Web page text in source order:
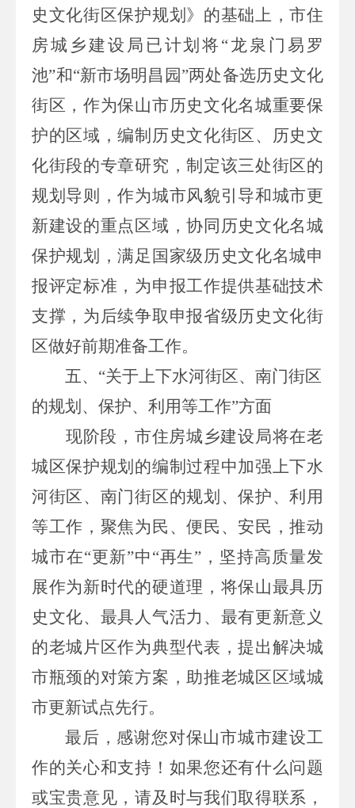
史文化街区保护规划》 的基础上，市住
房城乡建设局 已计划将 “龙泉门易罗
池”和“新市场明昌园”两处备选历史文化
街区，作为保山市历史文化名城重要保
护的区域，编制历史文化街区、历史文
化街段的专章研究，制定该三处街区的
规划导则，作为城市风貌引导和城市更
新建设的重点 区域 ，协同历史文化名城
保护规划，满足国家级历史文化名城申
报评定标准，为申报工作提供基础技术
支撑， 为后续争取申报省级历史文化街
区做好前期准备工作。
五、 “关于上下水河街区、南门街区
的规划、保护、利用等工作”方面
现阶段， 市住房城乡建设局将在老
城区保护规划的编制过程中加强上下水
河街区、南门街区的规划、保护、利用
等工作， 聚焦为民、便民、安民，推动
城市在“更新”中“再生”，坚持高质量发
展作为新时代的硬道理，将保山最具历
史文化、最具人气活力、最有更新意义
的老城片区作为典型代表，提出解决城
市瓶颈的对策方案，助推老城区区域城
市更新试点先行。
最后，感谢您对保山市城市建设工
作的关心和支持！如果您还有什么问题
或宝贵意见，请及时与我们取得联系，